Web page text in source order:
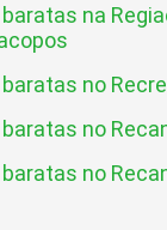
na
no
no
no